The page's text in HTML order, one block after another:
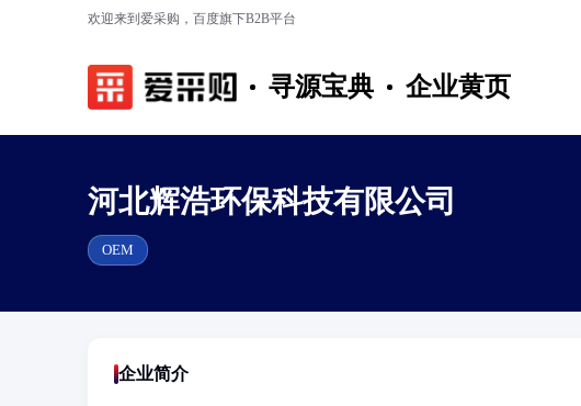
欢迎来到爱采购，百度旗下B2B平台
寻源宝典 企业黄页
河北辉浩环保科技有限公司
OEM
企业简介